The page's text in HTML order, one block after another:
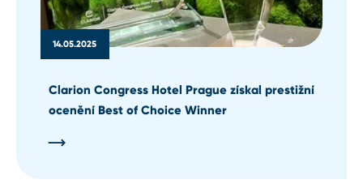
14.05.2025
Clarion Congress Hotel Prague získal prestižní
ocenění Best of Choice Winner